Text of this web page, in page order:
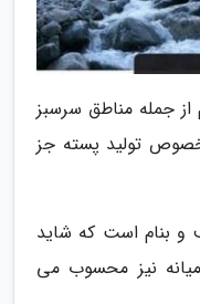
از جمله مناطق سرسبز
تولید پسته جز
و بنام است که شاید
نیز محسوب می